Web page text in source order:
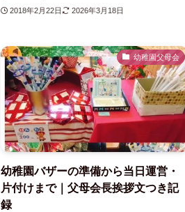
2018年2月22日 2026年3月18日
幼稚園父母会
幼稚園バザーの準備から当日運営・
片付けまで｜父母会長挨拶文つき記
録